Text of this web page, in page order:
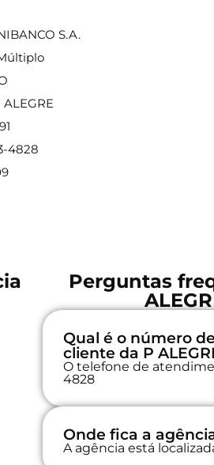
S.A.
ALEGRE
4828
Perguntas
Qual é o número
cliente da P
O telefone de
4828
Onde fica a
A agência está